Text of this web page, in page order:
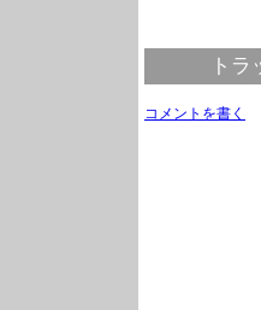
トラ
コメントを書く